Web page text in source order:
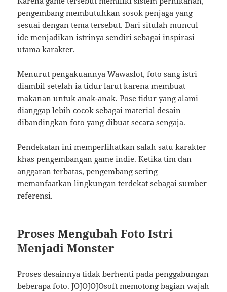
pengembang membutuhkan sosok penjaga yang
sesuai dengan tema tersebut. Dari situlah muncul
ide menjadikan istrinya sendiri sebagai inspirasi
utama karakter.
Menurut pengakuannyaWawaslot, foto sang istri
diambil setelah ia tidur larut karena membuat
makanan untuk anak-anak. Pose tidur yang alami
dianggap lebih cocok sebagai material desain
dibandingkan foto yang dibuat secara sengaja.
Pendekatan ini memperlihatkan salah satu karakter
khas pengembangan game indie. Ketika tim dan
anggaran terbatas, pengembang sering
memanfaatkan lingkungan terdekat sebagai sumber
referensi.
Proses Mengubah Foto Istri
Menjadi Monster
Proses desainnya tidak berhenti pada penggabungan
beberapa foto. JOJOJOJOsoft memotong bagian wajah